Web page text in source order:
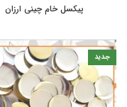
پیکسل خام چینی ارزان
جدید